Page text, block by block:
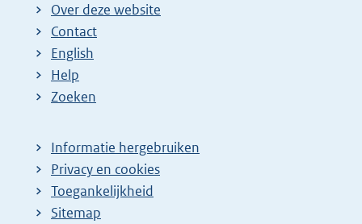
Over deze website
Contact
English
Help
Zoeken
Informatie hergebruiken
Privacy en cookies
Toegankelijkheid
Sitemap